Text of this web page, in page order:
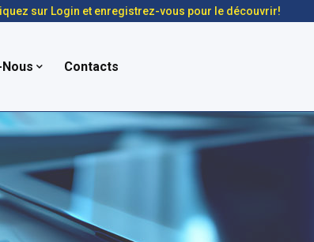
sur Login et enregistrez-vous pour le découvrir!
Contacts